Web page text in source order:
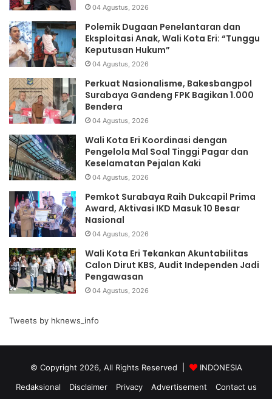
04 Agustus, 2026
Polemik Dugaan Penelantaran dan
Eksploitasi Anak, Wali Kota Eri: “Tunggu
Keputusan Hukum”
04 Agustus, 2026
Perkuat Nasionalisme, Bakesbangpol
Surabaya Gandeng FPK Bagikan 1.000
Bendera
04 Agustus, 2026
Wali Kota Eri Koordinasi dengan
Pengelola Mal Soal Tinggi Pagar dan
Keselamatan Pejalan Kaki
04 Agustus, 2026
Pemkot Surabaya Raih Dukcapil Prima
Award, Aktivasi IKD Masuk 10 Besar
Nasional
04 Agustus, 2026
Wali Kota Eri Tekankan Akuntabilitas
Calon Dirut KBS, Audit Independen Jadi
Pengawasan
04 Agustus, 2026
Tweets by hknews_info
© Copyright 2026, All Rights Reserved |
INDONESIA
Redaksional
Disclaimer Privacy Advertisement Contact us